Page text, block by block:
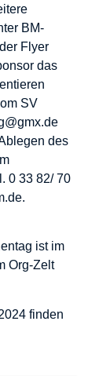
BM-
Flyer
das
SV
des
0 33 82/ 70
ist im
Org-Zelt
finden